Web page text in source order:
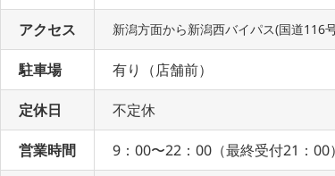
アクセス 新潟方面から新潟西バイパス(国道
駐車場 有り（店舗前）
定休日 不定休
営業時間 9：00〜22：00（最終受付21：00）